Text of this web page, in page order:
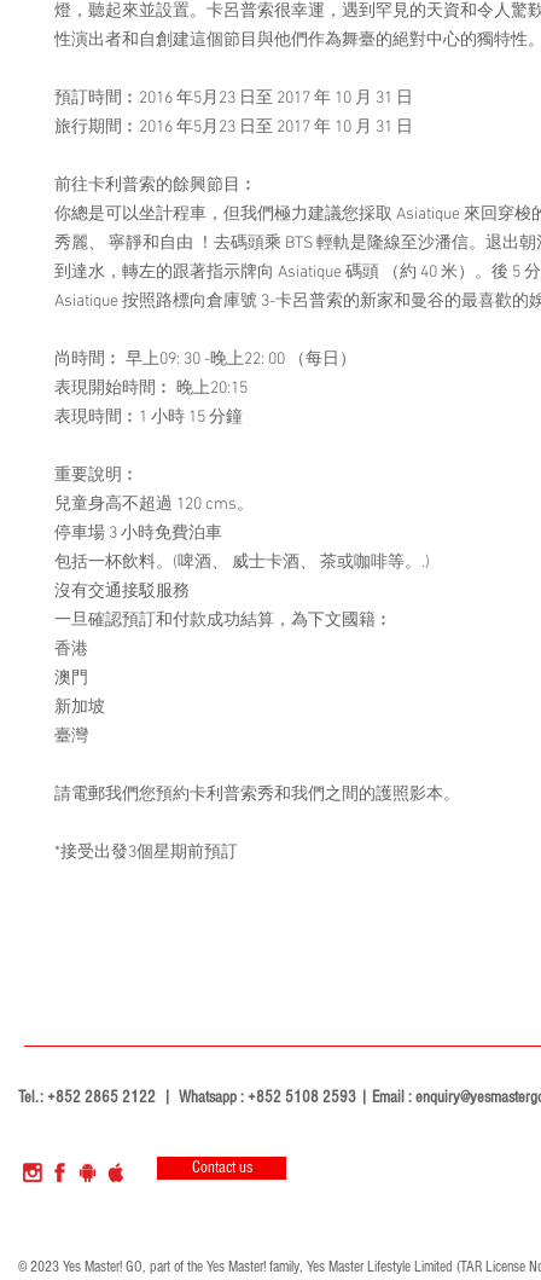
燈，聽起來並設置。卡呂普索很幸運，遇到罕見的天資和令人驚
性演出者和自創建這個節目與他們作為舞臺的絕對中心的獨特性
預訂時間︰2016 年5月23 日至 2017 年 10 月 31 日
旅行期間︰2016 年5月23 日至 2017 年 10 月 31 日
前往卡利普索的餘興節目︰
你總是可以坐計程車，但我們極力建議您採取 Asiatique 來回穿梭
秀麗、 寧靜和自由 ！去碼頭乘 BTS 輕軌是隆線至沙潘信。退出
到達水，轉左的跟著指示牌向 Asiatique 碼頭 （約 40 米）。後 5
Asiatique 按照路標向倉庫號 3-卡呂普索的新家和曼谷的最喜歡的
尚時間︰ 早上09: 30 -晚上22: 00 （每日）
表現開始時間︰ 晚上20:15
表現時間︰1 小時 15 分鐘
重要說明︰
兒童身高不超過 120 cms。
停車場 3 小時免費泊車
包括一杯飲料。(啤酒、 威士卡酒、 茶或咖啡等。.)
沒有交通接駁服務
一旦確認預訂和付款成功結算，為下文國籍︰
香港
澳門
新加坡
臺灣
請電郵我們您預約卡利普索秀和我們之間的護照影本。
*接受出發3個星期前預訂
Tel.: +852 2865 2122 | Whatsapp : +852 5108 2593 | Email :
Contact us
© 2023 Yes Master! GO, part of the Yes Master! family, Yes Master Lifestyle Limited (TAR License